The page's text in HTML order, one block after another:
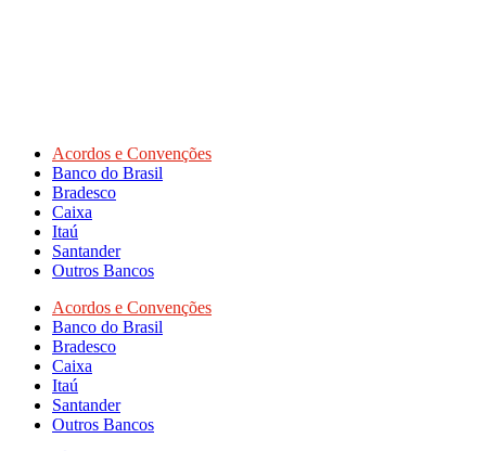
Acordos e Convenções
Banco do Brasil
Bradesco
Caixa
Itaú
Santander
Outros Bancos
Acordos e Convenções
Banco do Brasil
Bradesco
Caixa
Itaú
Santander
Outros Bancos